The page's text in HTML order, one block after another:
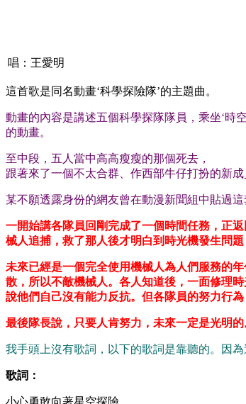
唱：王愛明
這首歌是同名動畫‘科學探險隊’的主題曲。
動畫的內容是講述五個科學探隊隊員，乘坐‘時
的動畫。
至中段，五人當中高高瘦瘦的那個死去，
跟著來了一個不太合群、作西部牛仔打扮的新成
某不願透露身份的網友曾在動漫新聞組中貼過這
一開始講各隊員回剛完成了一個時間任務，正
械人追捕，救了那人後才明白到時光機發生問題
未來已經是一個完全使用機械人為人們服務的
散，所以不敵機械人。各人知道後，一面修理
說他們自己沒有能力反抗。但各隊員的努力行
最後隊長說，只要人肯努力，未來一定是光明的
我手頭上沒有歌詞，以下的歌詞是靠聽的。因
歌詞：
小心勇敢向著星空探險